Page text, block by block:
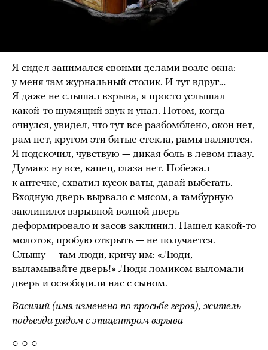
Я сидел занимался своими делами возле окна:
у меня там журнальный столик. И тут вдруг…
Я даже не слышал взрыва, я просто услышал
какой-то шумящий звук и упал. Потом, когда
очнулся, увидел, что тут все разбомблено, окон нет,
рам нет, кругом эти битые стекла, рамы валяются.
Я подскочил, чувствую — дикая боль в левом глазу.
Думаю: ну все, капец, глаза нет. Побежал
к аптечке, схватил кусок ваты, давай выбегать.
Входную дверь вырвало с мясом, а тамбурную
заклинило: взрывной волной дверь
деформировало и засов заклинил. Нашел какой-то
молоток, пробую открыть — не получается.
Слышу — там люди, кричу им: «Люди,
выламывайте дверь!» Люди ломиком выломали
дверь и освободили нас с сыном.
Василий (имя изменено по просьбе героя), житель
подъезда рядом с эпицентром взрыва
○ ○ ○